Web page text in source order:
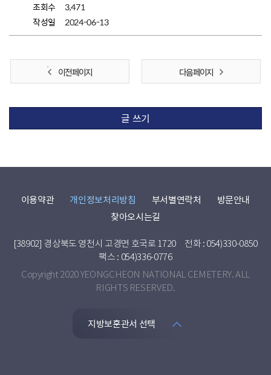
조회수
3,471
작성일
2024-06-13
이전 페이지 다음 페이지
글 쓰기
이용약관 개인정보처리방침 부서별연락처
방문안내
찾아오시는길
[38902] 경상북도 영천시 고경면 호국로 1720
전화 : 054)330-0850
팩스 : 054)336-0776
Copyright 2020 YEONGCHEON NATIONAL CEMETERY. ALL
RIGHTS RESERVED.
지방보훈관서 선택